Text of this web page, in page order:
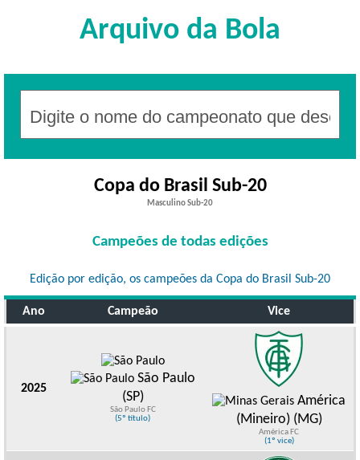
Arquivo da Bola
Copa do Brasil Sub-20
Masculino Sub-20
Campeões de todas edições
Edição por edição, os campeões da Copa do Brasil Sub-20
Ano Campeão Vice
2025
São Paulo
(SP)
São Paulo FC
(5º título)
América
(Mineiro) (MG)
América FC
(1º vice)